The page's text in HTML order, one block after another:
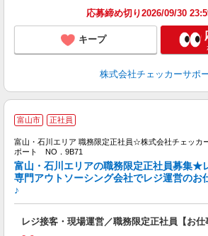
応募締め切り2026/09/30
キープ
株式会社チェッカーサポ
富山市 正社員
富山・石川エリア 職務限定正社員☆株式会社チェッカ
ポート NO．9B71
富山・石川エリアの職務限定正社員募集★
専門アウトソーシング会社でレジ運営のお
♪
レジ接客・現場運営／職務限定正社員【お仕